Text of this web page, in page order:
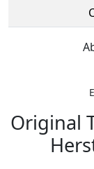
Original